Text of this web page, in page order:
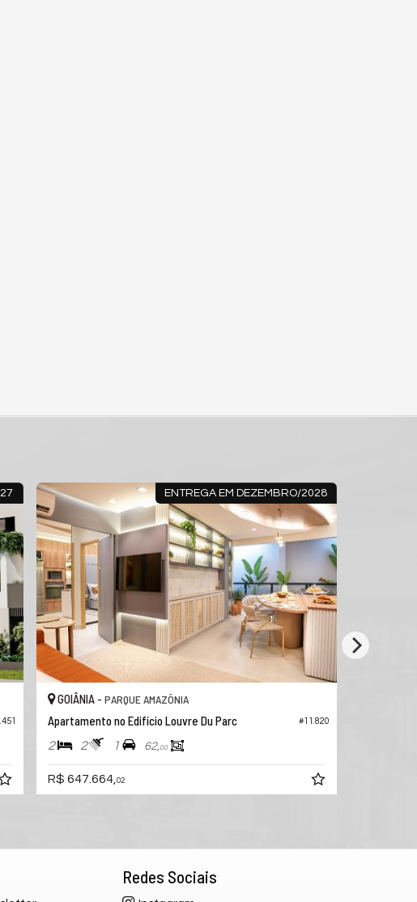
ENTREGA EM DEZEMBRO/2028
#11.820
GOIÂNIA - PARQUE AMAZÔNIA
Apartamento no Edifício Louvre Du Parc
2 2 1 62,00
R$ 647.664, 02
Redes Sociais